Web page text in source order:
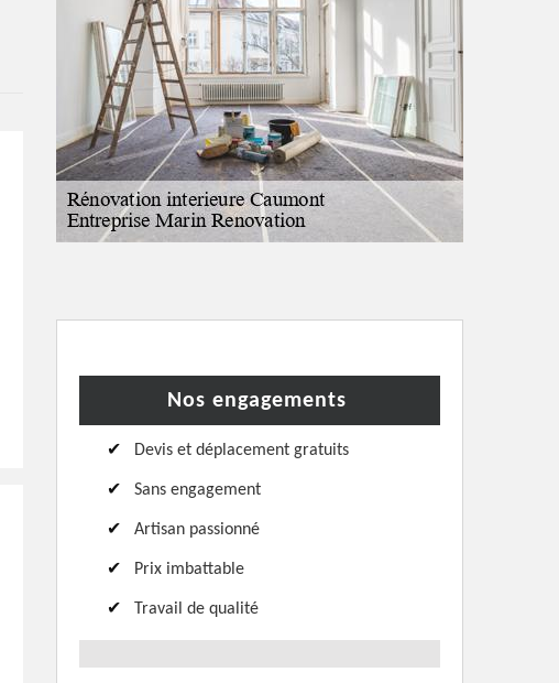
Nos engagements
Devis et déplacement gratuits
Sans engagement
Artisan passionné
Prix imbattable
Travail de qualité